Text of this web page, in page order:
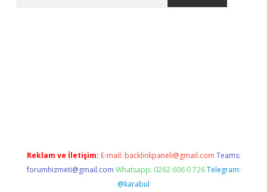
Reklam ve İletişim: E-mail: backlinkpaneli@gmail.com Teams:
forumhizmeti@gmail.com Whatsapp: 0262 606 0 726 Telegram:
@karabul